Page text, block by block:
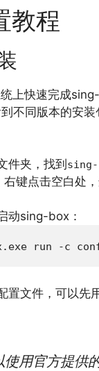
教程
上快速完成
不同版本的安
件夹，找到 sing-
右键点击空白处
动sing-box：
置文件，可以先
使用官方提供